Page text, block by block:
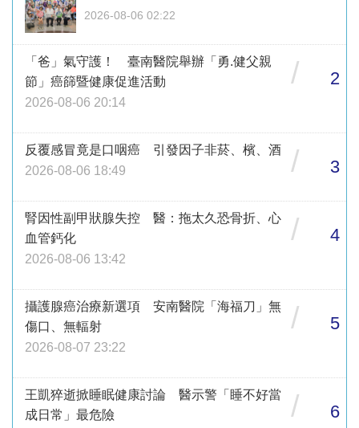
2026-08-06 02:22
「爸」氣守護！ 臺南醫院舉辦「勇.健父親
節」癌篩暨健康促進活動
2026-08-06 20:14
/ 2
反覆感冒竟是口咽癌 引發因子非菸、檳、酒
2026-08-06 18:49
/ 3
腎因性副甲狀腺失控 醫：拖太久恐骨折、心
血管鈣化
2026-08-06 13:42
/ 4
攝護腺癌治療新選項 安南醫院「海福刀」無
傷口、無輻射
2026-08-07 23:22
/ 5
王凱猝逝掀睡眠健康討論 醫示警「睡不好當
成日常」最危險
/ 6